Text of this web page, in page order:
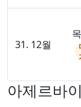
31. 12월
아제르바